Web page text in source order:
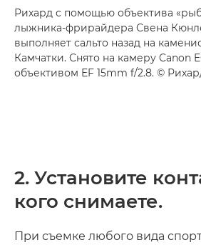
Рихард с помощью объектива
лыжника-фрирайдера Свена
выполняет сальто назад на
Камчатки. Снято на камеру Canon
объективом EF 15mm f/2.8. ©
2. Установите
кого снимаете.
При съемке любого вида